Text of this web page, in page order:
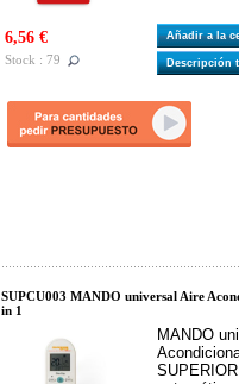
6,56 €
Stock : 79
Añadir a la
Descripción
SUPCU003 MANDO universal Aire
in 1
MANDO